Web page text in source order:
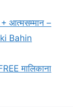
आत्मसम्मान –
Bahin
मालिकाना